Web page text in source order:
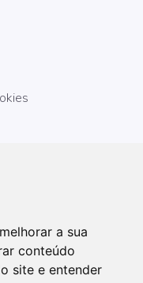
a sua
conteúdo
site e entender